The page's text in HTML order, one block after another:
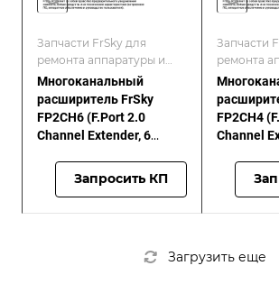
Запчасти FrSky для
ремонта аппаратуры и
приёмников/FrSKY
Многоканальный
расширитель FrSky
FP2CH6 (F.Port 2.0
Channel Extender, 6
Запросить КП
Запчасти
ремонта
FP2CH4
Channel
Загрузить еще